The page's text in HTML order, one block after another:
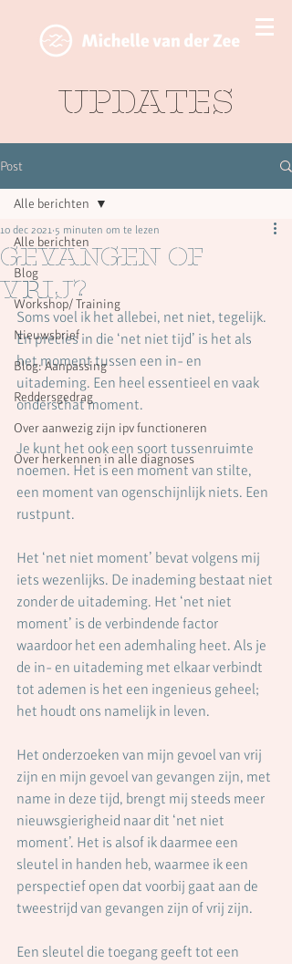
Updates
Post
Alle berichten
Blog
Workshop/ Training
Nieuwsbrief
Blog: Aanpassing
Reddersgedrag
Over aanwezig zijn ipv functioneren
Over herkennen in alle diagnoses
Alle berichten
Gevangen of
vrij?
10 dec 2021 5 minuten om te lezen
Soms voel ik het allebei, net niet, tegelijk.
En precies in die ‘net niet tijd’ is het als
het moment tussen een in- en
uitademing. Een heel essentieel en vaak
onderschat moment.
Je kunt het ook een soort tussenruimte
noemen. Het is een moment van stilte,
een moment van ogenschijnlijk niets. Een
rustpunt.
Het ‘net niet moment’ bevat volgens mij
iets wezenlijks. De inademing bestaat niet
zonder de uitademing. Het ‘net niet
moment’ is de verbindende factor
waardoor het een ademhaling heet. Als je
de in- en uitademing met elkaar verbindt
tot ademen is het een ingenieus geheel;
het houdt ons namelijk in leven.
Het onderzoeken van mijn gevoel van vrij
zijn en mijn gevoel van gevangen zijn, met
name in deze tijd, brengt mij steeds meer
nieuwsgierigheid naar dit ‘net niet
moment’. Het is alsof ik daarmee een
sleutel in handen heb, waarmee ik een
perspectief open dat voorbij gaat aan de
tweestrijd van gevangen zijn of vrij zijn.
Een sleutel die toegang geeft tot een